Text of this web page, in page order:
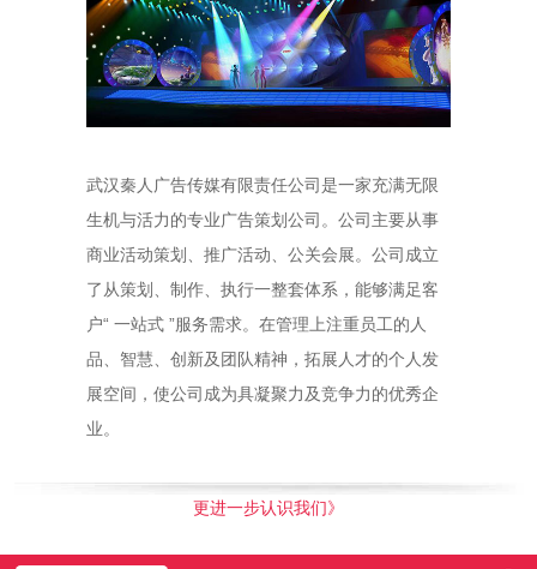
武汉秦人广告传媒有限责任公司是一家充满无限
生机与活力的专业广告策划公司。公司主要从事
商业活动策划、推广活动、公关会展。公司成立
了从策划、制作、执行一整套体系，能够满足客
户“ 一站式 ”服务需求。在管理上注重员工的人
品、智慧、创新及团队精神，拓展人才的个人发
展空间，使公司成为具凝聚力及竞争力的优秀企
业。
更进一步认识我们》